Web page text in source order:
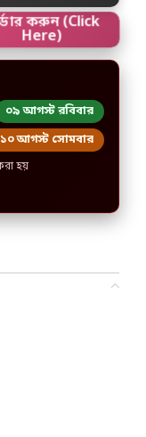
করুন (Click
Here)
০৯ আগস্ট রবিবার
১০ আগস্ট সোমবার
হয়